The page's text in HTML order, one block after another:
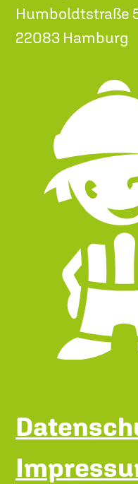
Humboldtstraße
22083 Hamburg